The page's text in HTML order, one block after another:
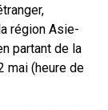
région Asie-
partant de la
mai (heure de